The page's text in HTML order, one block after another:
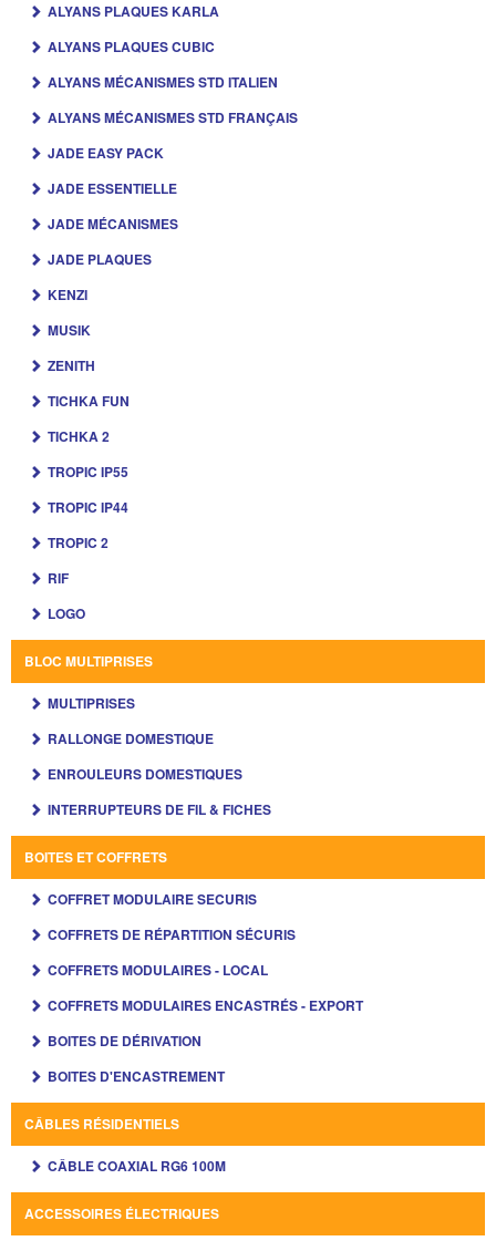
ALYANS PLAQUES KARLA
ALYANS PLAQUES CUBIC
ALYANS MÉCANISMES STD ITALIEN
ALYANS MÉCANISMES STD FRANÇAIS
JADE EASY PACK
JADE ESSENTIELLE
JADE MÉCANISMES
JADE PLAQUES
KENZI
MUSIK
ZENITH
TICHKA FUN
TICHKA 2
TROPIC IP55
TROPIC IP44
TROPIC 2
RIF
LOGO
BLOC MULTIPRISES
MULTIPRISES
RALLONGE DOMESTIQUE
ENROULEURS DOMESTIQUES
INTERRUPTEURS DE FIL & FICHES
BOITES ET COFFRETS
COFFRET MODULAIRE SECURIS
COFFRETS DE RÉPARTITION SÉCURIS
COFFRETS MODULAIRES - LOCAL
COFFRETS MODULAIRES ENCASTRÉS - EXPORT
BOITES DE DÉRIVATION
BOITES D'ENCASTREMENT
CÂBLES RÉSIDENTIELS
CÂBLE COAXIAL RG6 100M
ACCESSOIRES ÉLECTRIQUES